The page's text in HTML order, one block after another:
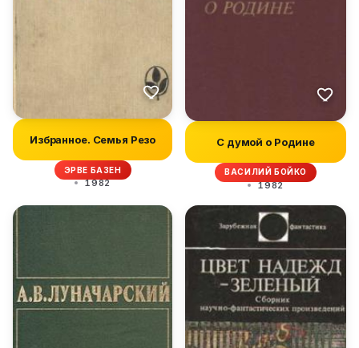
Избранное. Семья Резо
ЭРВЕ БАЗЕН
1982
С думой о Родине
ВАСИЛИЙ БОЙКО
1982